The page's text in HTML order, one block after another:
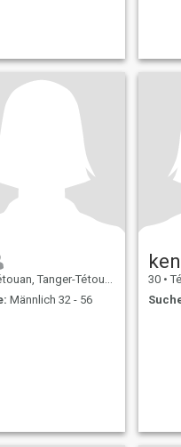
Tanger-Tétouan, Marokko
Männlich 32 - 56
30 •